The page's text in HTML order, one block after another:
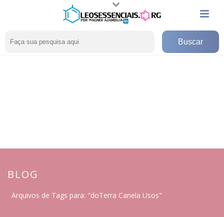
BLOG
Arquivos de Tags para: "doTerra Canela Usos"